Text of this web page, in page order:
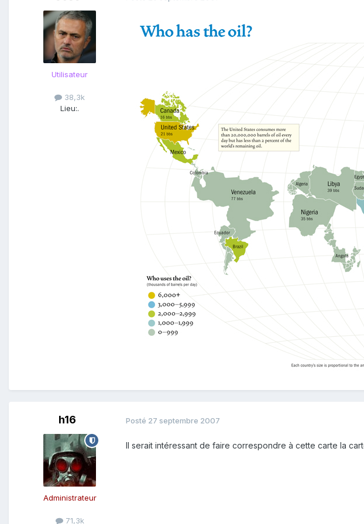
Utilisateur
38,3k
Lieu:.
h16
Administrateur
71,3k
Posté 27 septembre 2007
Il serait intéressant de faire correspondre à cette carte la